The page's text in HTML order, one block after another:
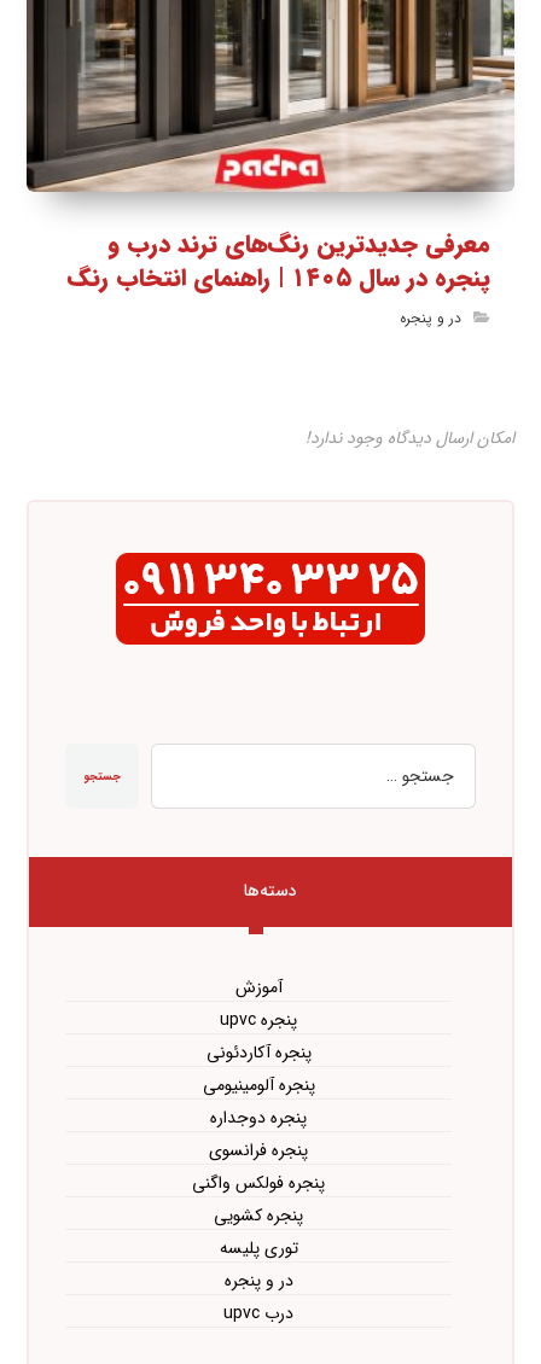
معرفی جدیدترین رنگ‌های ترند درب و
پنجره در سال ۱۴۰۵ | راهنمای انتخاب رنگ
در و پنجره
امکان ارسال دیدگاه وجود ندارد!
جستجو
دسته‌ها
آموزش
پنجره upvc
پنجره آکاردئونی
پنجره آلومینیومی
پنجره دوجداره
پنجره فرانسوی
پنجره فولکس واگنی
پنجره کشویی
توری پلیسه
در و پنجره
درب upvc